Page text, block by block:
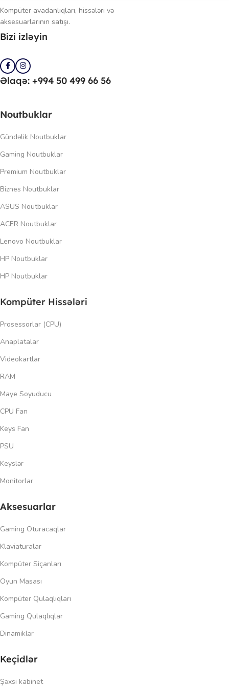
Kompüter avadanlıqları, hissələri və
aksesuarlarının satışı.
Bizi izləyin
Əlaqə: +994 50 499 66 56
Noutbuklar
Gündəlik Noutbuklar
Gaming Noutbuklar
Premium Noutbuklar
Biznes Noutbuklar
ASUS Noutbuklar
ACER Noutbuklar
Lenovo Noutbuklar
HP Noutbuklar
HP Noutbuklar
Kompüter Hissələri
Prosessorlar (CPU)
Anaplatalar
Videokartlar
RAM
Maye Soyuducu
CPU Fan
Keys Fan
PSU
Keyslər
Monitorlar
Aksesuarlar
Gaming Oturacaqlar
Klaviaturalar
Kompüter Siçanları
Oyun Masası
Kompüter Qulaqlıqları
Gaming Qulaqlıqlar
Dinamiklər
Keçidlər
Şəxsi kabinet